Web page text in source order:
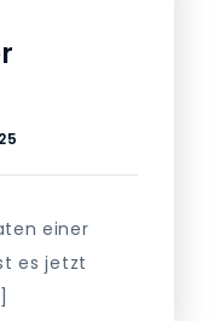
einer
es jetzt